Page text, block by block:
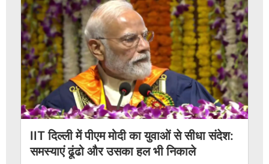
IIT दिल्ली में पीएम मोदी का युवाओं से सीधा संदेश:
समस्याएं ढूंढो और उसका हल भी निकाले